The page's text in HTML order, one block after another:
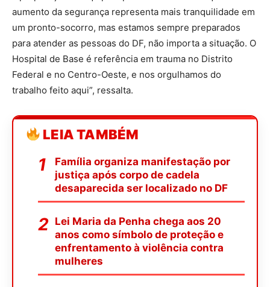
aumento da segurança representa mais tranquilidade em
um pronto-socorro, mas estamos sempre preparados
para atender as pessoas do DF, não importa a situação. O
Hospital de Base é referência em trauma no Distrito
Federal e no Centro-Oeste, e nos orgulhamos do
trabalho feito aqui”, ressalta.
LEIA TAMBÉM
Família organiza manifestação por
justiça após corpo de cadela
desaparecida ser localizado no DF
Lei Maria da Penha chega aos 20
anos como símbolo de proteção e
enfrentamento à violência contra
mulheres